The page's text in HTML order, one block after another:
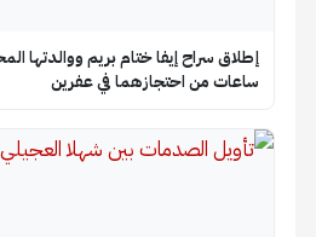
إطلاق سراح إيفا ختام بريم ووالدتها
ساعات من احتجازهما في عفرين